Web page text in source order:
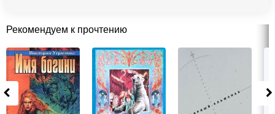
Рекомендуем к прочтению